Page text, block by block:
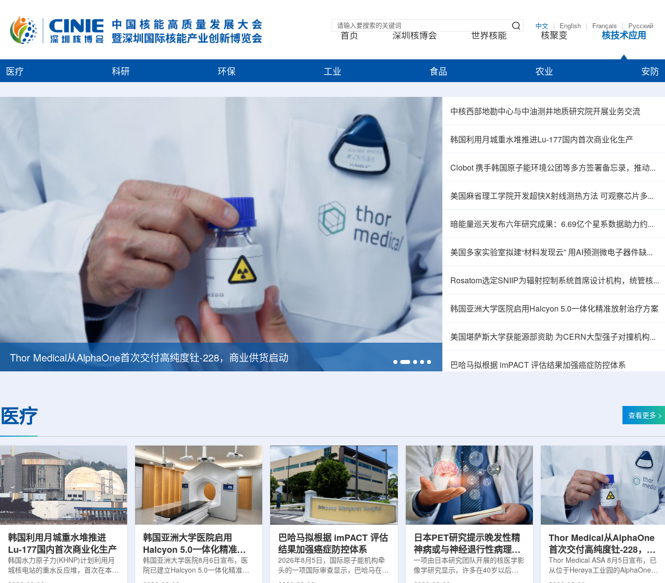
中文 English Français Русский
首页 深圳核博会 世界核能 核聚变 核技术应用
医疗 科研 环保 工业 食品 农业 安防
Thor Medical从AlphaOne首次交付高纯度钍-228，商业供货启动
中核西部地勘中心与中油测井地质研究院开展业务交流
韩国利用月城重水堆推进Lu-177国内首次商业化生产
Clobot 携手韩国原子能环境公团等多方签署备忘录，推动放射性废物安全管理多机型机器人示范
美国麻省理工学院开发超快X射线测热方法 可观察芯片多层结构热传递
暗能量巡天发布六年研究成果：6.69亿个星系数据助力约束宇宙加速膨胀
美国多家实验室拟建“材料发现云” 用AI预测微电子器件缺陷影响
Rosatom选定SNIIP为辐射控制系统首席设计机构，统管核设施放射仪表标准化与进口替代保障
韩国亚洲大学医院启用Halcyon 5.0一体化精准放射治疗方案
美国堪萨斯大学获能源部资助 为CERN大型强子对撞机构建新一代探测器
巴哈马拟根据 imPACT 评估结果加强癌症防控体系
医疗 查看更多 >
韩国利用月城重水堆推进
Lu-177国内首次商业化生产
韩国水力原子力(KHNP)计划利用月
城核电站的重水反应堆，首次在本土
生产用于癌症治疗的放射性同位素
韩国亚洲大学医院启用
Halcyon 5.0一体化精准放
射治疗方案
韩国亚洲大学医院8月6日宣布，医
院已建立Halcyon 5.0一体化精准放
射治疗解决方案，并开始全面用于患
巴哈马拟根据 imPACT 评估
结果加强癌症防控体系
2026年8月5日，国际原子能机构牵
头的一项国际审查显示，巴哈马在加
强癌症治疗服务方面具备进一步提升
日本PET研究提示晚发性精
神病或与神经退行性病理相
关
一项由日本研究团队开展的核医学影
像学研究显示，许多在40岁以后首
次出现幻觉、妄想等精神病性症状的
Thor Medical从AlphaOne
首次交付高纯度钍-228，商
业供货启动
Thor Medical ASA 8月5日宣布，已
从位于Herøya工业园的AlphaOne生
产设施完成首批高纯度钍-228(Th-